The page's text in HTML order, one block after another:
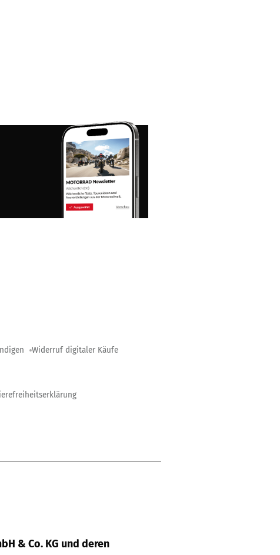
Widerruf digitaler Käufe
& Co. KG und deren